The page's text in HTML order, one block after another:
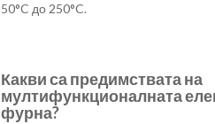
50°C до 250°C.
Какви са предимствата на
мултифункционалната
фурна?